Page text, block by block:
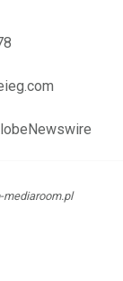
mediaroom.pl